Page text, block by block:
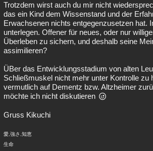
Trotzdem wirst auch du mir nicht
das ein Kind dem Wissenstand und der
Erwachsenen nichts entgegenzusetzen hat.
unterlegen. Offener für neues, oder nur
Überleben zu sichern, und deshalb seine
assimilieren?
ÜBer das Entwicklungsstadium von alten
Schließmuskel nicht mehr unter Kontrolle zu
vermutlich auf Dementz bzw. Altzheimer
möchte ich nicht diskutieren
Gruss Kikuchi
愛,強さ,知恵
生命